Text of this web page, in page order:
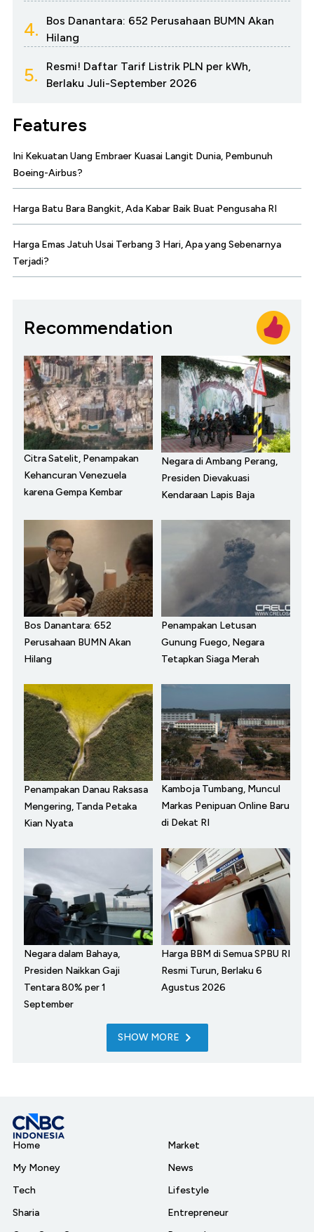
4.
Bos Danantara: 652 Perusahaan BUMN Akan
Hilang
5.
Resmi! Daftar Tarif Listrik PLN per kWh,
Berlaku Juli-September 2026
Features
Ini Kekuatan Uang Embraer Kuasai Langit Dunia, Pembunuh
Boeing-Airbus?
Harga Batu Bara Bangkit, Ada Kabar Baik Buat Pengusaha RI
Harga Emas Jatuh Usai Terbang 3 Hari, Apa yang Sebenarnya
Terjadi?
Recommendation
Citra Satelit, Penampakan
Kehancuran Venezuela
karena Gempa Kembar
Negara di Ambang Perang,
Presiden Dievakuasi
Kendaraan Lapis Baja
Bos Danantara: 652
Perusahaan BUMN Akan
Hilang
Penampakan Letusan
Gunung Fuego, Negara
Tetapkan Siaga Merah
Penampakan Danau Raksasa
Mengering, Tanda Petaka
Kian Nyata
Kamboja Tumbang, Muncul
Markas Penipuan Online Baru
di Dekat RI
Negara dalam Bahaya,
Presiden Naikkan Gaji
Tentara 80% per 1
September
Harga BBM di Semua SPBU RI
Resmi Turun, Berlaku 6
Agustus 2026
SHOW MORE
Home
My Money
Tech
Sharia
Market
News
Lifestyle
Entrepreneur